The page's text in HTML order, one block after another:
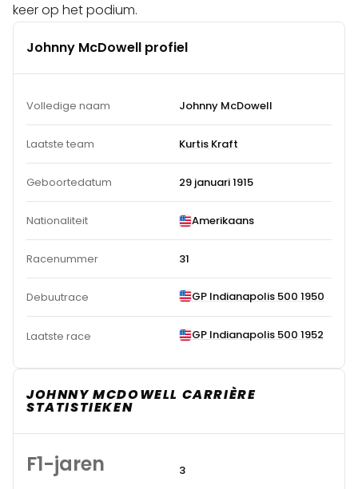
keer op het podium.
Johnny McDowell profiel
Volledige naam Johnny McDowell
Laatste team Kurtis Kraft
Geboortedatum 29 januari 1915
Nationaliteit Amerikaans
Racenummer 31
Debuutrace GP Indianapolis 500 1950
Laatste race GP Indianapolis 500 1952
JOHNNY MCDOWELL CARRIÈRE
STATISTIEKEN
F1-jaren 3